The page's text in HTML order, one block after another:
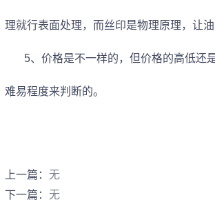
理就行表面处理，而丝印是物理原理，让油
5、价格是不一样的，但价格的高低还
难易程度来判断的。
上一篇： 无
下一篇： 无